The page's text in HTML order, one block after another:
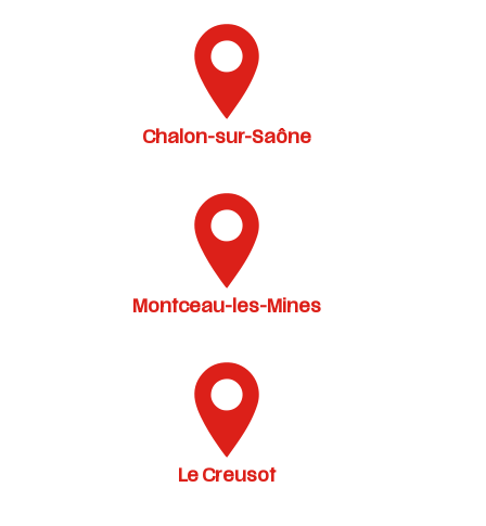
Chalon-sur-Saône
Montceau-les-Mines
Le Creusot